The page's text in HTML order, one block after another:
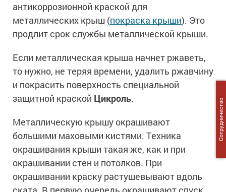
антикоррозионной краской для
металлических крыш (покраска крыши). Это
продлит срок службы металлической крыши.
Если металлическая крыша начнет ржаветь,
то нужно, не теряя времени, удалить ржавчину
и покрасить поверхность специальной
защитной краской Цикроль.
Металлическую крышу окрашивают
большими маховыми кистями. Техника
окрашивания крыши такая же, как и при
окрашивании стен и потолков. При
окрашивании краску растушевывают вдоль
Сотрудничество